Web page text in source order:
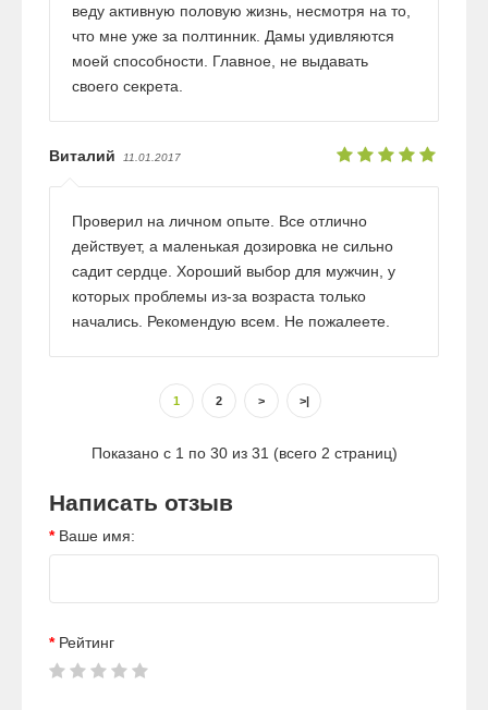
веду активную половую жизнь, несмотря на то,
что мне уже за полтинник. Дамы удивляются
моей способности. Главное, не выдавать
своего секрета.
Виталий 11.01.2017
Проверил на личном опыте. Все отлично
действует, а маленькая дозировка не сильно
садит сердце. Хороший выбор для мужчин, у
которых проблемы из-за возраста только
начались. Рекомендую всем. Не пожалеете.
1 2 > >|
Показано с 1 по 30 из 31 (всего 2 страниц)
Написать отзыв
Ваше имя:
Рейтинг